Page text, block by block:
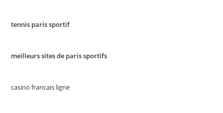
tennis paris sportif
meilleurs sites de paris sportifs
casino francais ligne